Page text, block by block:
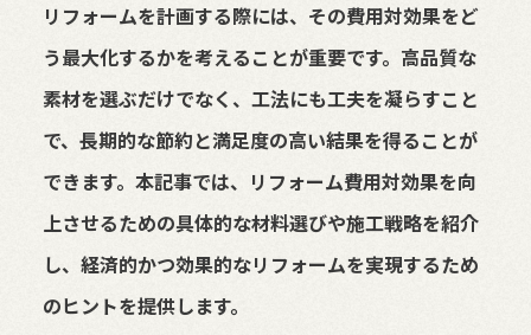
リフォームを計画する際には、その費用対効果をど
う最大化するかを考えることが重要です。高品質な
素材を選ぶだけでなく、工法にも工夫を凝らすこと
で、長期的な節約と満足度の高い結果を得ることが
できます。本記事では、リフォーム費用対効果を向
上させるための具体的な材料選びや施工戦略を紹介
し、経済的かつ効果的なリフォームを実現するため
のヒントを提供します。